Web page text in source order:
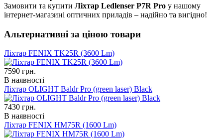
Замовити та купити Ліхтар Ledlenser P7R Pro у нашому
інтернет-магазині оптичних приладів – надійно та вигідно!
Альтернативні за ціною товари
Ліхтар FENIX TK25R (3600 Lm)
7590 грн.
В наявності
Ліхтар OLIGHT Baldr Pro (green laser) Black
7430 грн.
В наявності
Ліхтар FENIX HM75R (1600 Lm)